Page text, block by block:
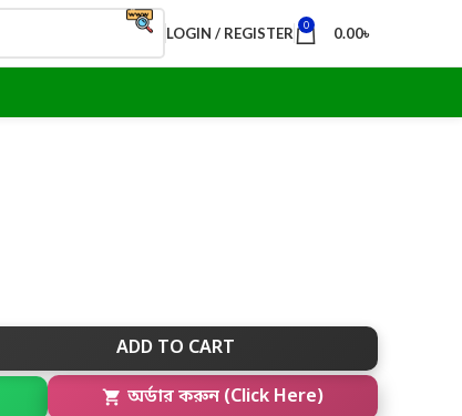
LOGIN / REGISTER 0 0.00৳
ADD TO CART
অর্ডার করুন (Click Here)